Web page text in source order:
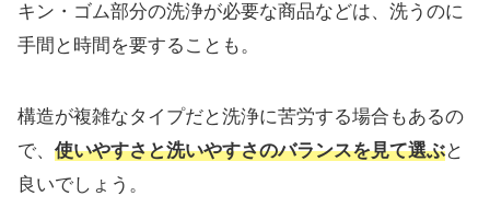
キン・ゴム部分の洗浄が必要な商品などは、洗うのに
手間と時間を要することも。
構造が複雑なタイプだと洗浄に苦労する場合もあるの
で、 使いやすさと洗いやすさのバランスを見て選ぶと
良いでしょう。